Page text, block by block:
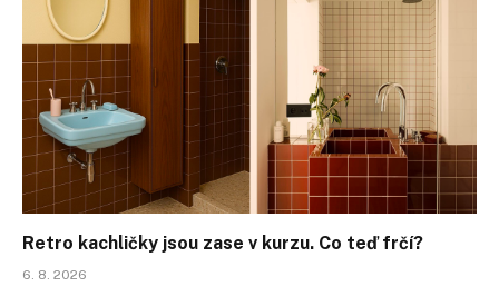
Retro kachličky jsou zase v kurzu. Co teď frčí?
6. 8. 2026